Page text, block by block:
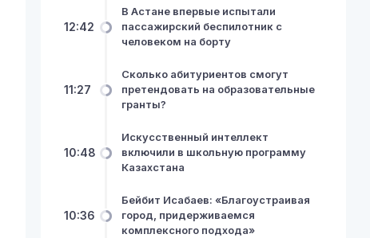
12:42
В Астане впервые испытали
пассажирский беспилотник с
человеком на борту
11:27
Сколько абитуриентов смогут
претендовать на образовательные
гранты?
10:48
Искусственный интеллект
включили в школьную программу
Казахстана
10:36
Бейбит Исабаев: «Благоустраивая
город, придерживаемся
комплексного подхода»